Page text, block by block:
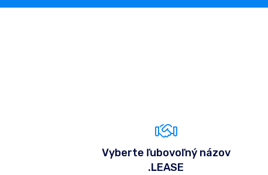
Vyberte ľubovoľný názov
.LEASE